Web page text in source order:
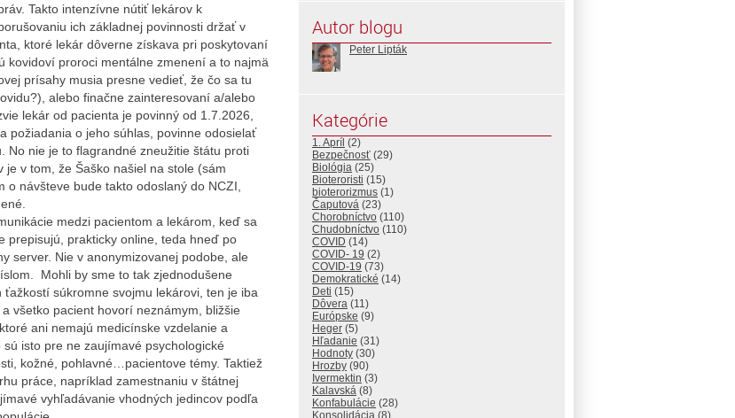
Takto intenzívne nútiť lekárov k
ich základnej povinnosti držať v
ktoré lekár dôverne získava pri poskytovaní
kovidoví proroci mentálne zmenení a to najmä
prísahy musia presne vedieť, že čo sa tu
alebo finačne zainteresovaní a/alebo
lekár od pacienta je povinný od 1.7.2026,
požiadania o jeho súhlas, povinne odosielať
No nie je to flagrandné zneužitie štátu proti
v tom, že Šaško našiel na stole (sám
návšteve bude takto odoslaný do NCZI,
medzi pacientom a lekárom, keď sa
prepisujú, prakticky online, teda hneď po
server. Nie v anonymizovanej podobe, ale
Mohli by sme to tak zjednodušene
súkromne svojmu lekárovi, ten je iba
všetko pacient hovorí neznámym, bližšie
ani nemajú medicínske vzdelanie a
isto pre ne zaujímavé psychologické
kožné, pohlavné…pacientove témy. Taktiež
práce, napríklad zamestnaniu v štátnej
vyhľadávanie vhodných jedincov podľa
Autor blogu
Peter Lipták
Kategórie
1. Apríl (2)
Bezpečnosť (29)
Biológia (25)
Bioteroristi (15)
bioterorizmus (1)
Čaputová (23)
Chorobníctvo (110)
Chudobníctvo (110)
COVID (14)
COVID- 19 (2)
COVID-19 (73)
Demokratické (14)
Deti (15)
Dôvera (11)
Európske (9)
Heger (5)
Hľadanie (31)
Hodnoty (30)
Hrozby (90)
Ivermektin (3)
Kalavská (8)
Konfabulácie (28)
Konsolidácia (8)